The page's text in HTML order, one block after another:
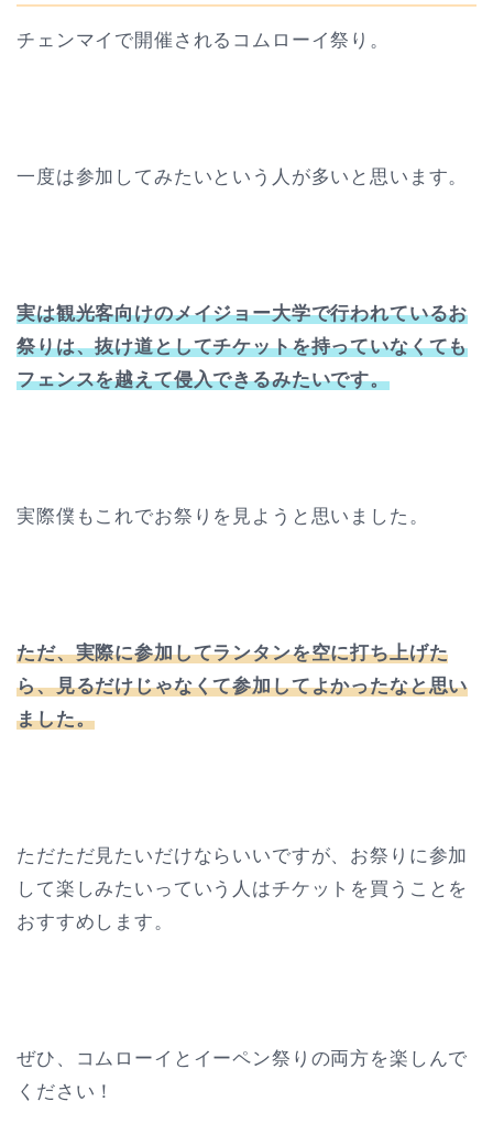
チェンマイで開催されるコムローイ祭り。
一度は参加してみたいという人が多いと思います。
実は観光客向けのメイジョー大学で行われているお
祭りは、抜け道としてチケットを持っていなくても
フェンスを越えて侵入できるみたいです。
実際僕もこれでお祭りを見ようと思いました。
ただ、実際に参加してランタンを空に打ち上げた
ら、見るだけじゃなくて参加してよかったなと思い
ました。
ただただ見たいだけならいいですが、お祭りに参加
して楽しみたいっていう人はチケットを買うことを
おすすめします。
ぜひ、コムローイとイーペン祭りの両方を楽しんで
ください！